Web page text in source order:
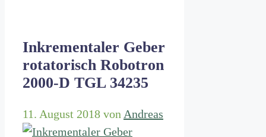
Inkrementaler Geber
rotatorisch Robotron
2000-D TGL 34235
11. August 2018 von Andreas